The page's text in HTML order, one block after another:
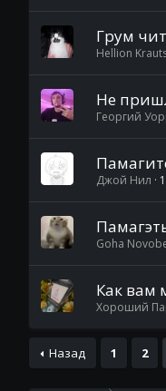
Грум
Hellion
Не
Георгий
Джой Нил
Goha
Как вам
Хороший
Назад 1 2